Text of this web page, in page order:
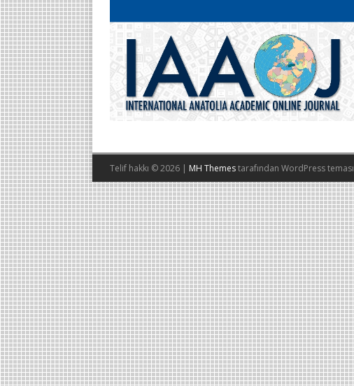
Telif hakkı © 2026 | MH Themestarafından WordPress teması